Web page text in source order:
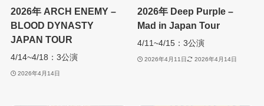
2026年 ARCH ENEMY –
BLOOD DYNASTY
JAPAN TOUR
4/14~4/18：3公演
2026年4月14日
2026年 Deep Purple –
Mad in Japan Tour
4/11~4/15：3公演
2026年4月11日 2026年4月14日